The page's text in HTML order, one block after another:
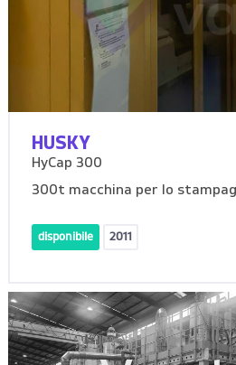
HUSKY
HyCap 300
300t macchina per lo
disponibile 2011